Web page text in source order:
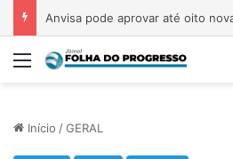
Menu
Início /GERAL